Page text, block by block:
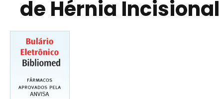
de Hérnia Incisional